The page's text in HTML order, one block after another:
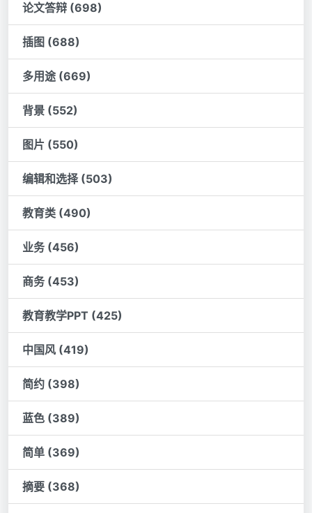
论文答辩 (698)
插图 (688)
多用途 (669)
背景 (552)
图片 (550)
编辑和选择 (503)
教育类 (490)
业务 (456)
商务 (453)
教育教学PPT (425)
中国风 (419)
简约 (398)
蓝色 (389)
简单 (369)
摘要 (368)